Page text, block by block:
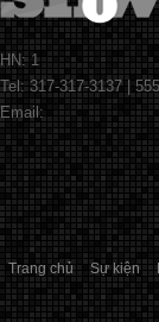
HN: 1
Tel: 317-317-3137 |
Email:
Trang chủ Sự kiện